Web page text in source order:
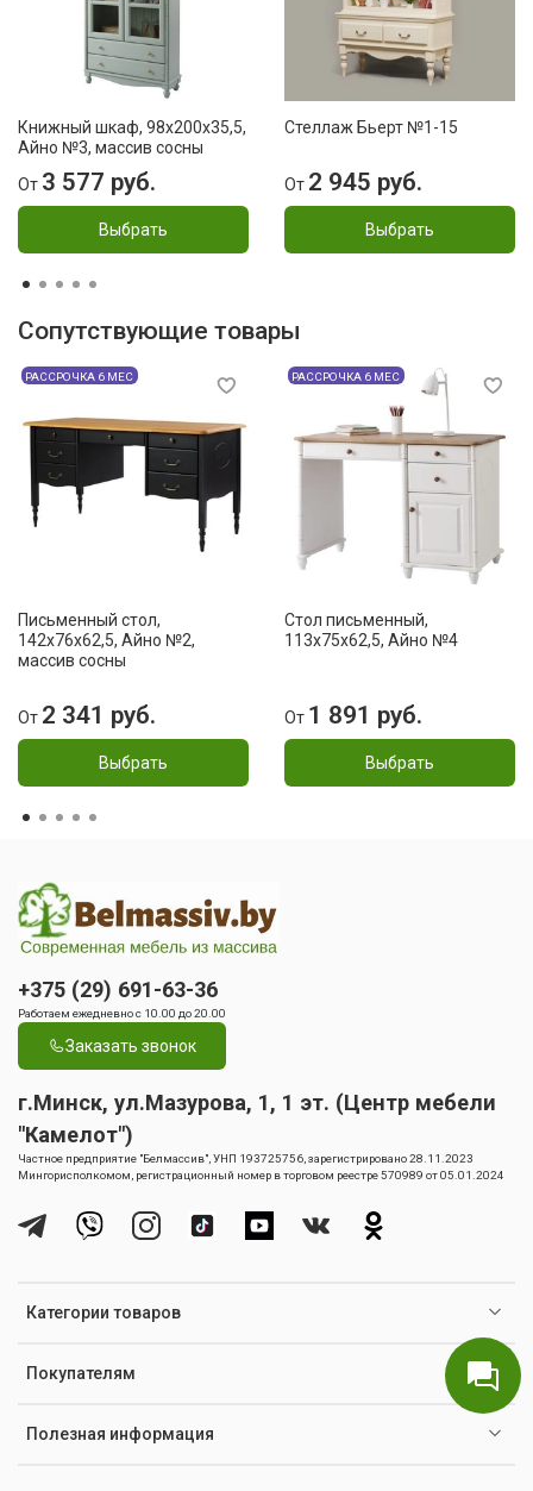
Книжный шкаф, 98x200x35,5,
Айно №3, массив сосны
От 3 577 руб.
Выбрать
Стеллаж Бьерт №1-15
От 2 945 руб.
Выбрать
Сопутствующие товары
РАССРОЧКА 6 МЕС
Письменный стол,
142x76x62,5, Айно №2,
массив сосны
От 2 341 руб.
Выбрать
РАССРОЧКА 6 МЕС
Стол письменный,
113x75x62,5, Айно №4
От 1 891 руб.
Выбрать
Категории товаров
Покупателям
Полезная информация
+375 (29) 691-63-36
Работаем ежедневно с 10.00 до 20.00
Заказать звонок
г.Минск, ул.Мазурова, 1, 1 эт. (Центр мебели
"Камелот")
Частное предприятие "Белмассив", УНП 193725756, зарегистрировано 28.11.2023
Мингорисполкомом, регистрационный номер в торговом реестре 570989 от 05.01.2024